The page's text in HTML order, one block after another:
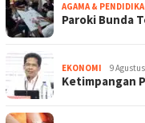
AGAMA &
Paroki Bunda
EKONOMI 9
Ketimpangan